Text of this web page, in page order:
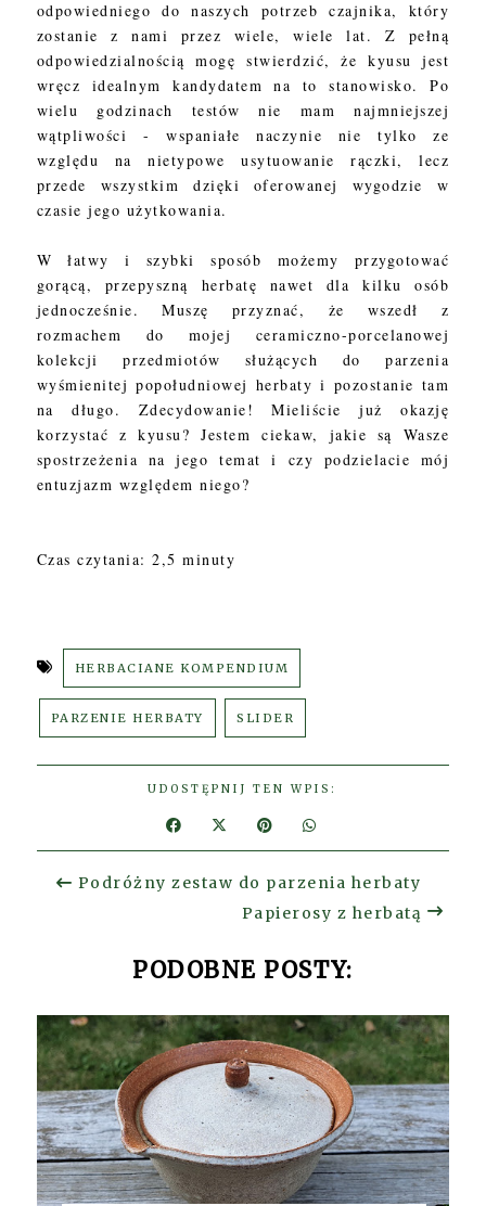
odpowiedniego do naszych potrzeb czajnika, który
zostanie z nami przez wiele, wiele lat. Z pełną
odpowiedzialnością mogę stwierdzić, że kyusu jest
wręcz idealnym kandydatem na to stanowisko. Po
wielu godzinach testów nie mam najmniejszej
wątpliwości - wspaniałe naczynie nie tylko ze
względu na nietypowe usytuowanie rączki, lecz
przede wszystkim dzięki oferowanej wygodzie w
czasie jego użytkowania.
W łatwy i szybki sposób możemy przygotować
gorącą, przepyszną herbatę nawet dla kilku osób
jednocześnie. Muszę przyznać, że wszedł z
rozmachem do mojej ceramiczno-porcelanowej
kolekcji przedmiotów służących do parzenia
wyśmienitej popołudniowej herbaty i pozostanie tam
na długo. Zdecydowanie! Mieliście już okazję
korzystać z kyusu? Jestem ciekaw, jakie są Wasze
spostrzeżenia na jego temat i czy podzielacie mój
entuzjazm względem niego?
Czas czytania: 2,5 minuty
HERBACIANE KOMPENDIUM
PARZENIE HERBATY SLIDER
UDOSTĘPNIJ TEN WPIS:
Podróżny zestaw do parzenia herbaty
Papierosy z herbatą
PODOBNE POSTY: